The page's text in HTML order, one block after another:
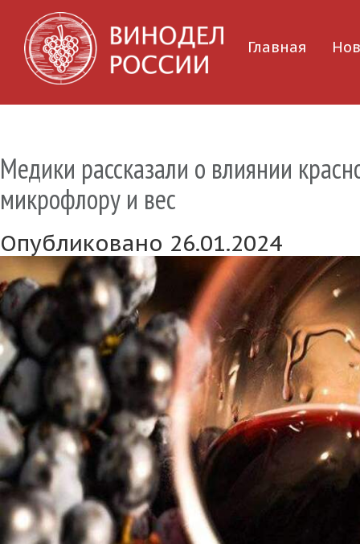
Главная
Медики рассказали о влиянии
микрофлору и вес
Опубликовано 26.01.2024